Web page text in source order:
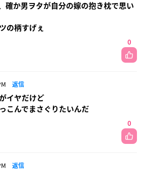
確か男ヲタが自分の嫁の抱き枕で思い
の柄すげぇ
0
返信
イヤだけど
こんでまさぐりたいんだ
0
返信